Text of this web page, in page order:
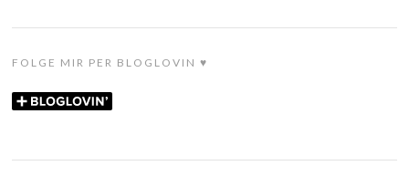
FOLGE MIR PER BLOGLOVIN ♥